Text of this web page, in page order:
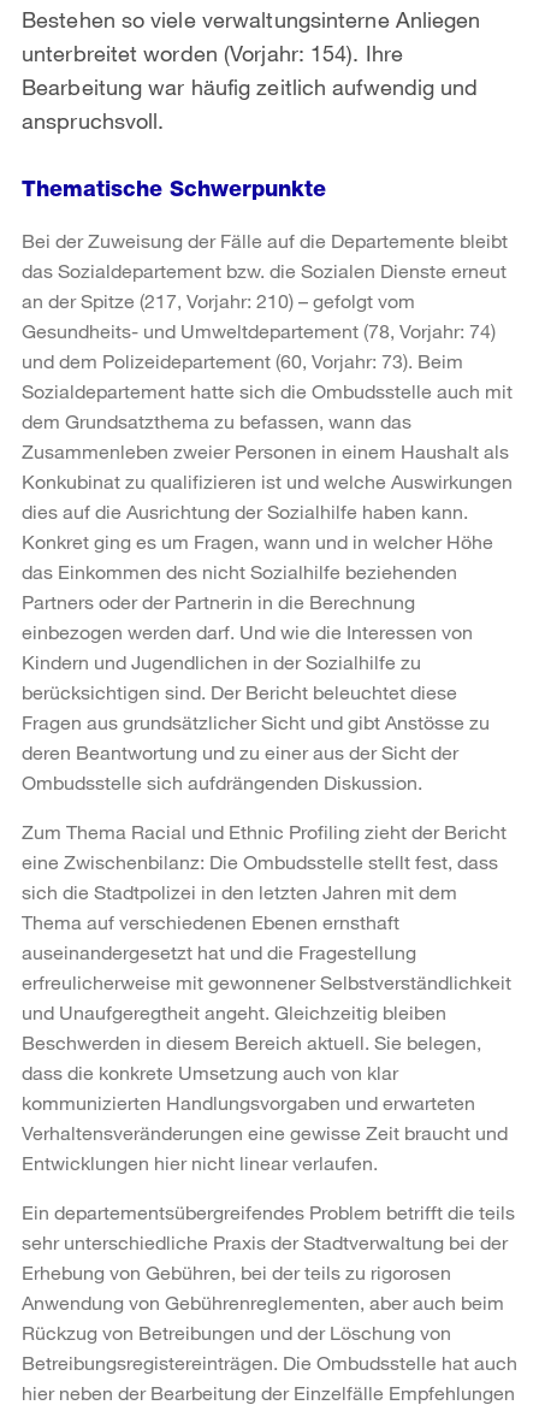
Bestehen so viele verwaltungsinterne Anliegen
unterbreitet worden (Vorjahr: 154). Ihre
Bearbeitung war häufig zeitlich aufwendig und
anspruchsvoll.
Thematische Schwerpunkte
Bei der Zuweisung der Fälle auf die Departemente bleibt
das Sozialdepartement bzw. die Sozialen Dienste erneut
an der Spitze (217, Vorjahr: 210) – gefolgt vom
Gesundheits- und Umweltdepartement (78, Vorjahr: 74)
und dem Polizeidepartement (60, Vorjahr: 73). Beim
Sozialdepartement hatte sich die Ombudsstelle auch mit
dem Grundsatzthema zu befassen, wann das
Zusammenleben zweier Personen in einem Haushalt als
Konkubinat zu qualifizieren ist und welche Auswirkungen
dies auf die Ausrichtung der Sozialhilfe haben kann.
Konkret ging es um Fragen, wann und in welcher Höhe
das Einkommen des nicht Sozialhilfe beziehenden
Partners oder der Partnerin in die Berechnung
einbezogen werden darf. Und wie die Interessen von
Kindern und Jugendlichen in der Sozialhilfe zu
berücksichtigen sind. Der Bericht beleuchtet diese
Fragen aus grundsätzlicher Sicht und gibt Anstösse zu
deren Beantwortung und zu einer aus der Sicht der
Ombudsstelle sich aufdrängenden Diskussion.
Zum Thema Racial und Ethnic Profiling zieht der Bericht
eine Zwischenbilanz: Die Ombudsstelle stellt fest, dass
sich die Stadtpolizei in den letzten Jahren mit dem
Thema auf verschiedenen Ebenen ernsthaft
auseinandergesetzt hat und die Fragestellung
erfreulicherweise mit gewonnener Selbstverständlichkeit
und Unaufgeregtheit angeht. Gleichzeitig bleiben
Beschwerden in diesem Bereich aktuell. Sie belegen,
dass die konkrete Umsetzung auch von klar
kommunizierten Handlungsvorgaben und erwarteten
Verhaltensveränderungen eine gewisse Zeit braucht und
Entwicklungen hier nicht linear verlaufen.
Ein departementsübergreifendes Problem betrifft die teils
sehr unterschiedliche Praxis der Stadtverwaltung bei der
Erhebung von Gebühren, bei der teils zu rigorosen
Anwendung von Gebührenreglementen, aber auch beim
Rückzug von Betreibungen und der Löschung von
Betreibungsregistereinträgen. Die Ombudsstelle hat auch
hier neben der Bearbeitung der Einzelfälle Empfehlungen